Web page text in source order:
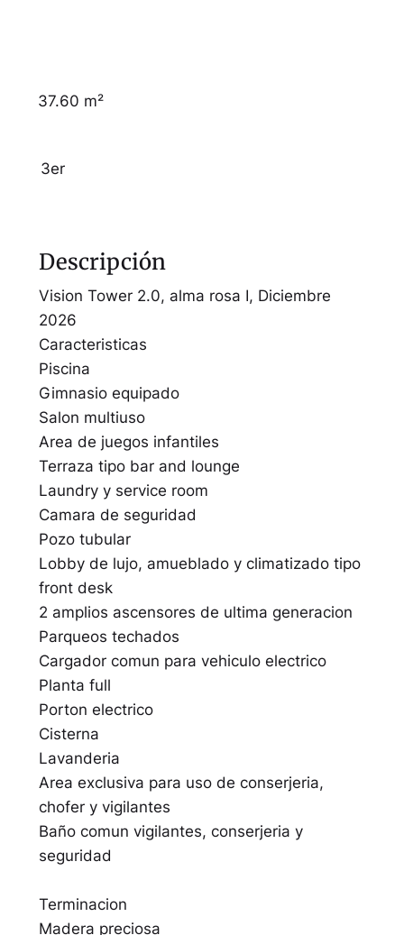
37.60 m²
3er
Descripción
Vision Tower 2.0, alma rosa I, Diciembre
2026
Caracteristicas
Piscina
Gimnasio equipado
Salon multiuso
Area de juegos infantiles
Terraza tipo bar and lounge
Laundry y service room
Camara de seguridad
Pozo tubular
Lobby de lujo, amueblado y climatizado tipo
front desk
2 amplios ascensores de ultima generacion
Parqueos techados
Cargador comun para vehiculo electrico
Planta full
Porton electrico
Cisterna
Lavanderia
Area exclusiva para uso de conserjeria,
chofer y vigilantes
Baño comun vigilantes, conserjeria y
seguridad
Terminacion
Madera preciosa